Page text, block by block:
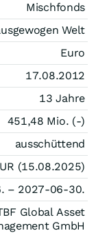
Mischfonds
Welt
Euro
17.08.2012
13 Jahre
451,48 Mio. (-)
ausschüttend
(15.08.2025)
– 2027-06-30.
Global Asset
GmbH